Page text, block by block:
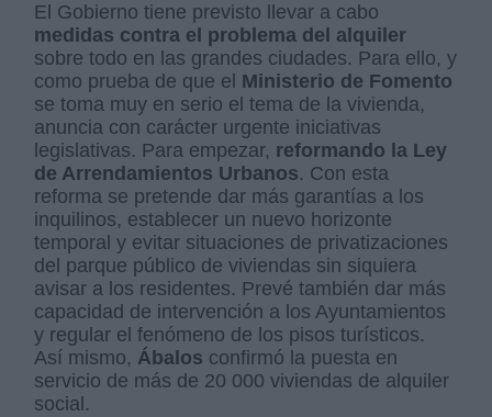
El Gobierno tiene previsto llevar a cabo
medidas contra el problema del alquiler
sobre todo en las grandes ciudades. Para ello, y
como prueba de que el Ministerio de Fomento
se toma muy en serio el tema de la vivienda,
anuncia con carácter urgente iniciativas
legislativas. Para empezar, reformando la Ley
de Arrendamientos Urbanos. Con esta
reforma se pretende dar más garantías a los
inquilinos, establecer un nuevo horizonte
temporal y evitar situaciones de privatizaciones
del parque público de viviendas sin siquiera
avisar a los residentes. Prevé también dar más
capacidad de intervención a los Ayuntamientos
y regular el fenómeno de los pisos turísticos.
Así mismo, Ábalos confirmó la puesta en
servicio de más de 20 000 viviendas de alquiler
social.